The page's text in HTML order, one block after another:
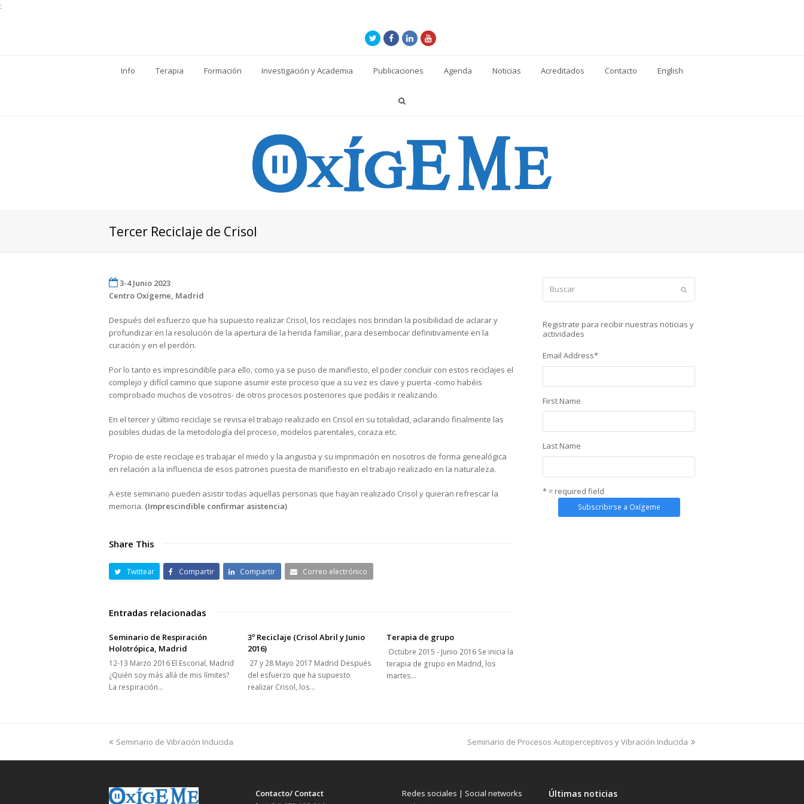
:
TwitterFacebook
LinkedInYoutube
Info Terapia Formación Investigación y Academia Publicaciones Agenda Noticias Acreditados Contacto English
Tercer Reciclaje de Crisol
3-4 Junio 2023
Centro Oxígeme, Madrid
Después del esfuerzo que ha supuesto realizar Crisol, los reciclajes nos brindan la posibilidad de aclarar y
profundizar en la resolución de la apertura de la herida familiar, para desembocar definitivamente en la
curación y en el perdón.
Por lo tanto es imprescindible para ello, como ya se puso de manifiesto, el poder concluir con estos reciclajes el
complejo y difícil camino que supone asumir este proceso que a su vez es clave y puerta -como habéis
comprobado muchos de vosotros- de otros procesos posteriores que podáis ir realizando.
En el tercer y último reciclaje se revisa el trabajo realizado en Crisol en su totalidad, aclarando finalmente las
posibles dudas de la metodología del proceso, modelos parentales, coraza etc.
Propio de este reciclaje es trabajar el miedo y la angustia y su imprimación en nosotros de forma genealógica
en relación a la influencia de esos patrones puesta de manifiesto en el trabajo realizado en la naturaleza.
A este seminario pueden asistir todas aquellas personas que hayan realizado Crisol y quieran refrescar la
memoria. (Imprescindible confirmar asistencia)
Share This
Twittear Compartir Compartir Correo electrónico
Entradas relacionadas
Seminario de Respiración
Holotrópica, Madrid
12-13 Marzo 2016 El Escorial, Madrid
¿Quién soy más allá de mis límites?
La respiración…
3º Reciclaje (Crisol Abril y Junio
2016)
27 y 28 Mayo 2017 Madrid Después
del esfuerzo que ha supuesto
realizar Crisol, los…
Terapia de grupo
Octubre 2015 - Junio 2016 Se inicia la
terapia de grupo en Madrid, los
martes…
Registrate para recibir nuestras noticias y
actividades
Email Address*
First Name
Last Name
* = required field
previous
Seminario de Vibración Inducida
next
Seminario de Procesos Autoperceptivos y Vibración Inducida
Contacto/ Contact
Redes sociales | Social networks
Últimas noticias